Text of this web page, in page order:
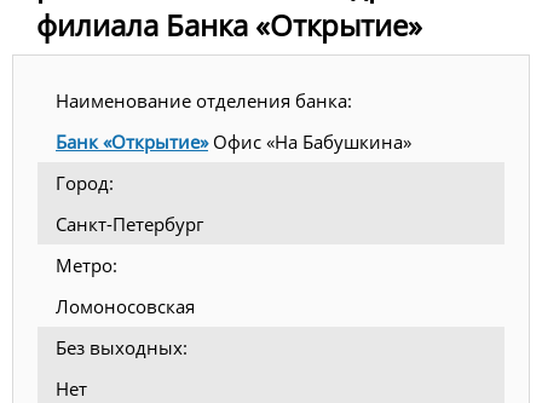
филиала Банка «Открытие»
Наименование отделения банка:
Банк «Открытие»Офис «На Бабушкина»
Город:
Санкт-Петербург
Метро:
Ломоносовская
Без выходных:
Нет